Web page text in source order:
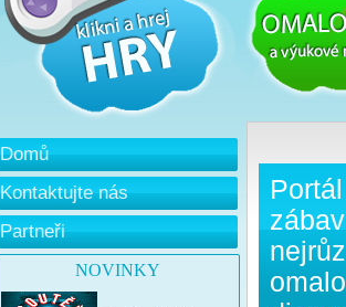
Domů
Kontaktujte nás
Partneři
NOVINKY